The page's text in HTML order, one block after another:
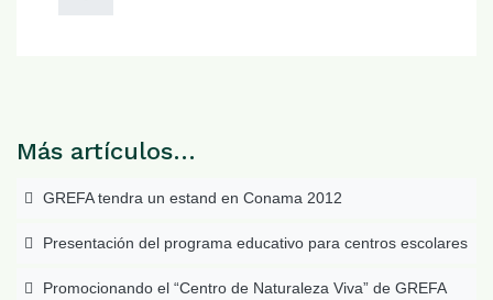
Más artículos…
GREFA tendra un estand en Conama 2012
Presentación del programa educativo para centros escolares
Promocionando el “Centro de Naturaleza Viva” de GREFA